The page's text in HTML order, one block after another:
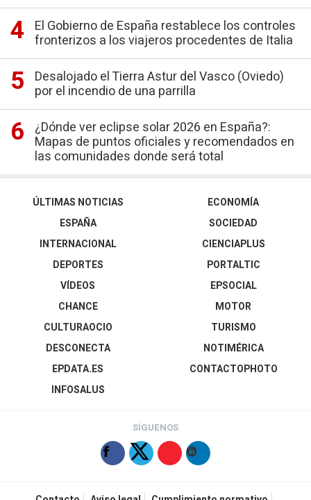
El Gobierno de España restablece los controles
fronterizos a los viajeros procedentes de Italia
Desalojado el Tierra Astur del Vasco (Oviedo)
por el incendio de una parrilla
¿Dónde ver eclipse solar 2026 en España?:
Mapas de puntos oficiales y recomendados en
las comunidades donde será total
ÚLTIMAS NOTICIAS
ESPAÑA
INTERNACIONAL
DEPORTES
VÍDEOS
ECONOMÍA
SOCIEDAD
CIENCIAPLUS
PORTALTIC
EPSOCIAL
CHANCE
CULTURAOCIO
DESCONECTA
EPDATA.ES
INFOSALUS
MOTOR
TURISMO
NOTIMÉRICA
CONTACTOPHOTO
SÍGUENOS